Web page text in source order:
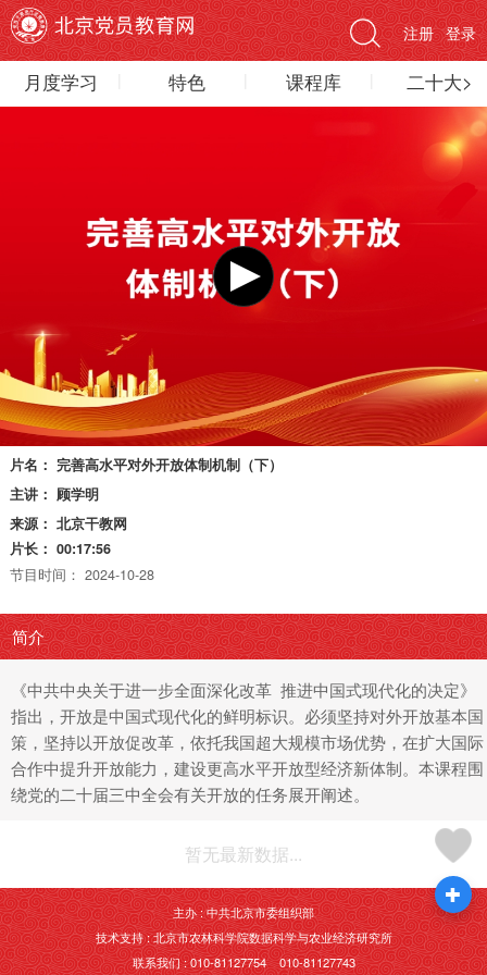
登录
注册
月度学习 特色 课程库 二十大>
片名： 完善高水平对外开放体制机制（下）
主讲： 顾学明
来源： 北京干教网
片长： 00:17:56
节目时间： 2024-10-28
简介
《中共中央关于进一步全面深化改革 推进中国式现代化的决定》
指出，开放是中国式现代化的鲜明标识。必须坚持对外开放基本国
策，坚持以开放促改革，依托我国超大规模市场优势，在扩大国际
合作中提升开放能力，建设更高水平开放型经济新体制。本课程围
绕党的二十届三中全会有关开放的任务展开阐述。
暂无最新数据...
主办 : 中共北京市委组织部
技术支持 : 北京市农林科学院数据科学与农业经济研究所
联系我们 : 010-81127754 010-81127743